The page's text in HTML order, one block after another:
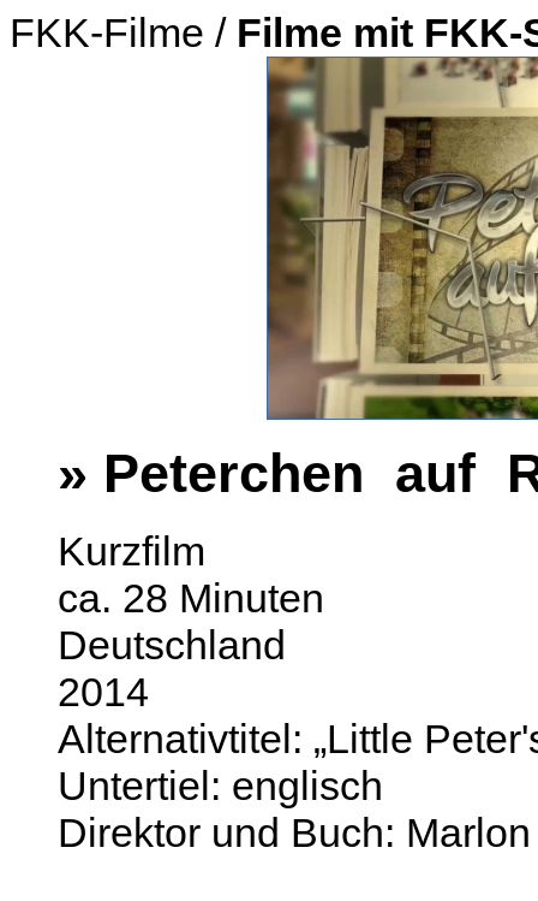
FKK-Filme / Filme mit FKK-
» Peterchen auf
Kurzfilm
ca. 28 Minuten
Deutschland
2014
Alternativtitel: „Little
Untertiel: englisch
Direktor und Buch: